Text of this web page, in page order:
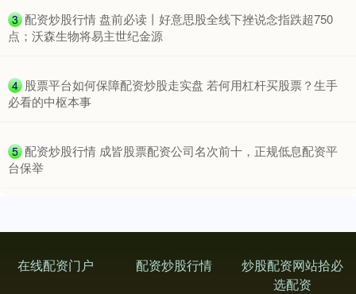
3 ​配资炒股行情 盘前必读丨好意思股全线下挫说念指跌超750
点；沃森生物将易主世纪金源
4 ​股票平台如何保障配资炒股走实盘 若何用杠杆买股票？生手
必看的中枢本事
5 ​配资炒股行情 成皆股票配资公司名次前十，正规低息配资平
台保举
在线配资门户 配资炒股行情
炒股配资网站拾必
选配资